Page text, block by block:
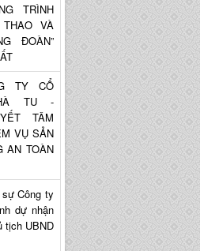
TRÌNH
VÀ
ĐOÀN”
TY CỔ
TU -
TÂM
VỤ SẢN
AN TOÀN
Công ty
dự nhận
tịch UBND